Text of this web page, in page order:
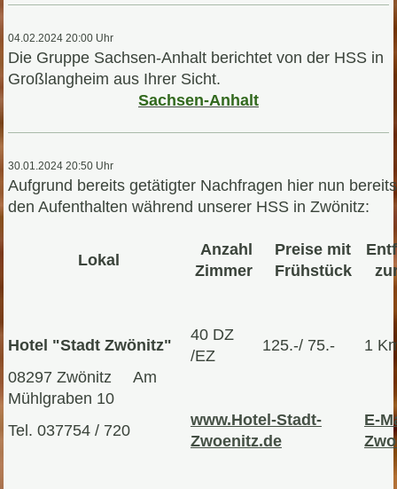
04.02.2024 20:00 Uhr
Die Gruppe Sachsen-Anhalt berichtet von der HSS in
Großlangheim aus Ihrer Sicht.
Sachsen-Anhalt
30.01.2024 20:50 Uhr
Aufgrund bereits getätigter Nachfragen hier nun
den Aufenthalten während unserer HSS in Zwönitz:
Lokal
Anzahl
Zimmer
Preise mit
Frühstück
Hotel "Stadt Zwönitz"
40 DZ
/EZ
125.-/ 75.-
1
08297 Zwönitz Am
Mühlgraben 10
Tel. 037754 / 720
www.Hotel-Stadt-
Zwoenitz.de
E-